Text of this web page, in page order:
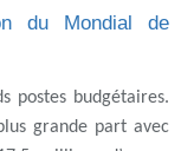
du Mondial de
postes budgétaires.
grande part avec